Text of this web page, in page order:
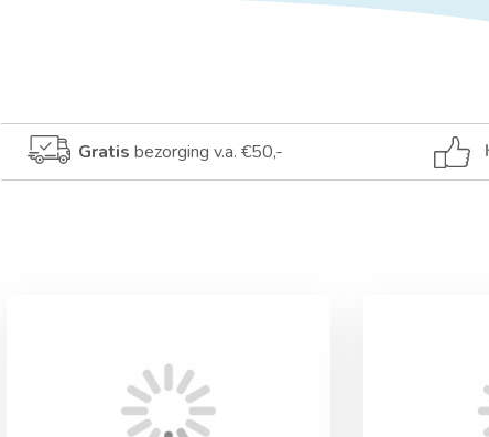
Gratis bezorging v.a. €50,-